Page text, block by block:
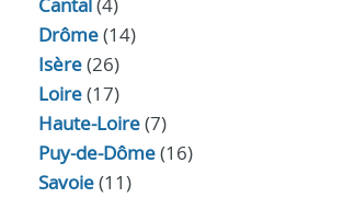
Drôme(14)
Isère(26)
Loire(17)
Haute-Loire(7)
Puy-de-Dôme(16)
Savoie(11)